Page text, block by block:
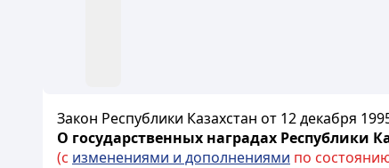
Закон Республики Казахстан от 12 декабря
О государственных наградах Республики
(с изменениями и дополнениями по